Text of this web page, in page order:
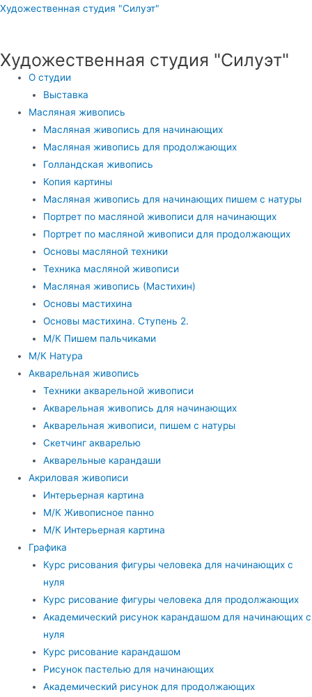
Перейти
Художественная студия "Силуэт"
Художественная студия "Силуэт"
Меню
О студии
Выставка
Масляная живопись
Масляная живопись для начинающих
Масляная живопись для продолжающих
Голландская живопись
Копия картины
Масляная живопись для начинающих пишем с натуры
Портрет по масляной живописи для начинающих
Портрет по масляной живописи для продолжающих
Основы масляной техники
Техника масляной живописи
Масляная живопись (Мастихин)
Основы мастихина
Основы мастихина. Ступень 2.
М/К Пишем пальчиками
М/К Натура
Акварельная живопись
Техники акварельной живописи
Акварельная живопись для начинающих
Акварельная живописи, пишем с натуры
Скетчинг акварелью
Акварельные карандаши
Акриловая живописи
Интерьерная картина
М/К Живописное панно
М/К Интерьерная картина
Графика
Курс рисования фигуры человека для начинающих с
нуля
Курс рисование фигуры человека для продолжающих
Академический рисунок карандашом для начинающих с
нуля
Курс рисование карандашом
Рисунок пастелью для начинающих
Академический рисунок для продолжающих